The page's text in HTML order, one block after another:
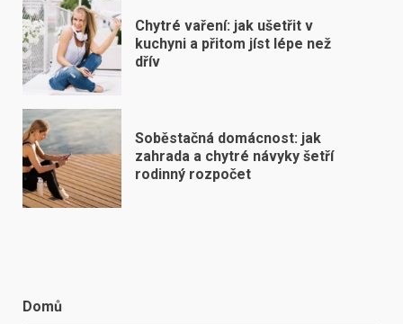
Chytré vaření: jak ušetřit v
kuchyni a přitom jíst lépe než
dřív
Soběstačná domácnost: jak
zahrada a chytré návyky šetří
rodinný rozpočet
Domů